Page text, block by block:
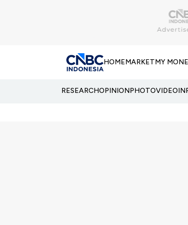
HOMEMARKETMY
RESEARCHOPINIONPHOTOVIDEO